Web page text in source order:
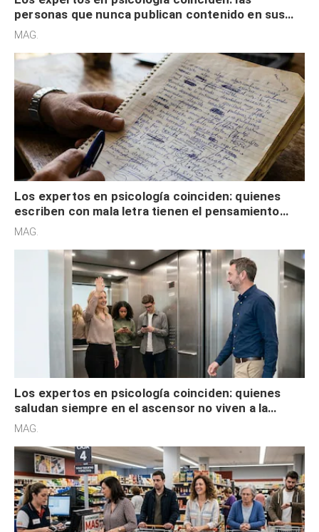
personas que nunca publican contenido en sus
redes sociales no pretenden buscar validación
MAG.
Los expertos en psicología coinciden: quienes
escriben con mala letra tienen el pensamiento
acelerado y no lo hacen por desinterés
MAG.
Los expertos en psicología coinciden: quienes
saludan siempre en el ascensor no viven a la
defensiva y tienen apertura social
MAG.